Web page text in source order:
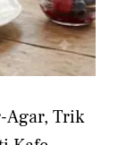
Agar, Trik